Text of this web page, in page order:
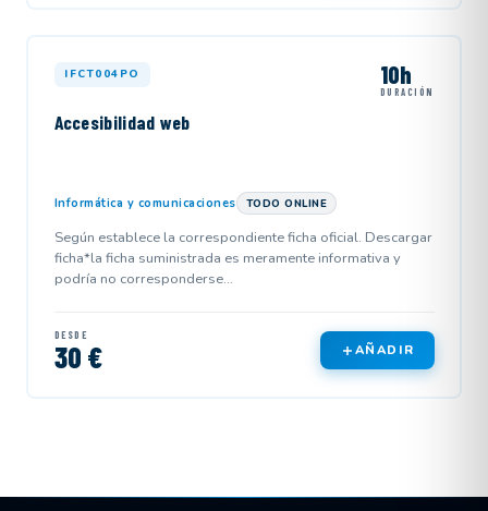
IFCT004PO 10h
DURACIÓN
Accesibilidad web
Informática y comunicaciones TODO ONLINE
Según establece la correspondiente ficha oficial. Descargar
ficha*la ficha suministrada es meramente informativa y
podría no corresponderse...
DESDE
30 € AÑADIR